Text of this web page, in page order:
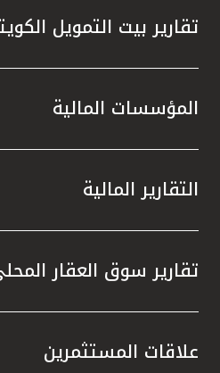
تقارير بيت التمويل
المؤسسات المالية
التقارير المالية
تقارير سوق العقار
علاقات المستثمرين